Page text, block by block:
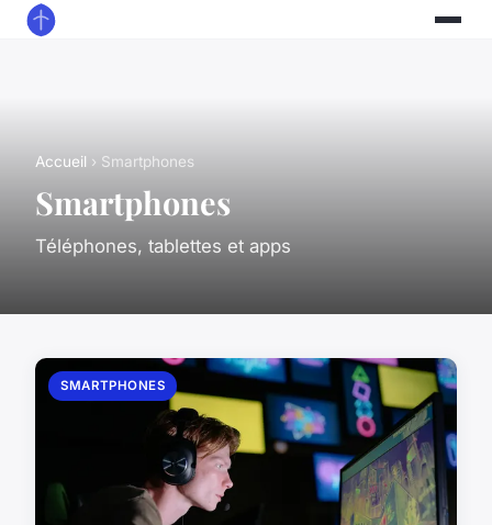
Accueil › Smartphones
Smartphones
Téléphones, tablettes et apps
SMARTPHONES